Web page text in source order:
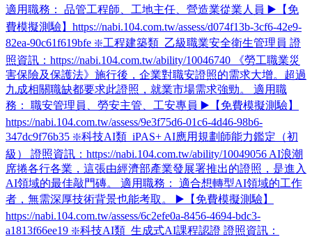
適用職務： 品管工程師、工地主任、營造業從業人員 ▶️【免
費模擬測驗】https://nabi.104.com.tw/assess/d074f13b-3cf6-42e9-
82ea-90c61f619bfe ❇️工程建築類_乙級職業安全衛生管理員 證
照資訊：https://nabi.104.com.tw/ability/10046740 《勞工職業災
害保險及保護法》施行後，企業對職安證照的需求大增。超過
九成相關職缺都要求此證照，就業市場需求強勁。 適用職
務： 職安管理員、勞安主管、工安專員 ▶️【免費模擬測驗】
https://nabi.104.com.tw/assess/9e3f75d6-01c6-4d46-98b6-
347dc9f76b35 ❇️科技AI類_iPAS+ AI應用規劃師能力鑑定（初
級） 證照資訊：https://nabi.104.com.tw/ability/10049056 AI浪潮
席捲各行各業，這張由經濟部產業發展署推出的證照，是進入
AI領域的最佳敲門磚。 適用職務： 適合想轉型AI領域的工作
者，無需深厚技術背景也能考取。 ▶️【免費模擬測驗】
https://nabi.104.com.tw/assess/6c2efe0a-8456-4694-bdc3-
a1813f66ee19 ❇️科技AI類_生成式AI課程認證 證照資訊：